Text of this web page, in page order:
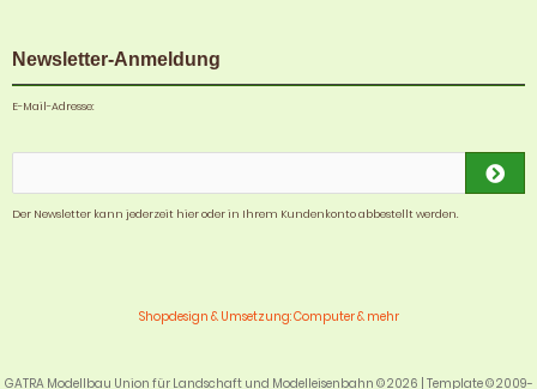
Newsletter-Anmeldung
E-Mail-Adresse:
Der Newsletter kann jederzeit hier oder in Ihrem Kundenkonto abbestellt werden.
Shopdesign & Umsetzung: Computer & mehr
GATRA Modellbau Union für Landschaft und Modelleisenbahn © 2026 | Template © 2009-